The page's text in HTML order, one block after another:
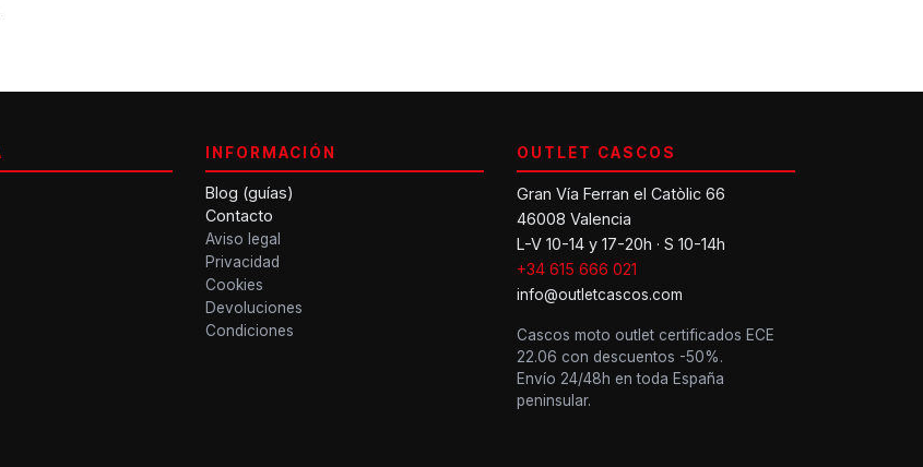
INFORMACIÓN
Blog (guías)
Contacto
Aviso legal
Privacidad
Cookies
Devoluciones
Condiciones
OUTLET CASCOS
Gran Vía Ferran el Catòlic 66
46008 Valencia
L-V 10-14 y 17-20h · S 10-14h
+34 615 666 021
info@outletcascos.com
Cascos moto outlet certificados ECE
22.06 con descuentos -50%.
Envío 24/48h en toda España
peninsular.